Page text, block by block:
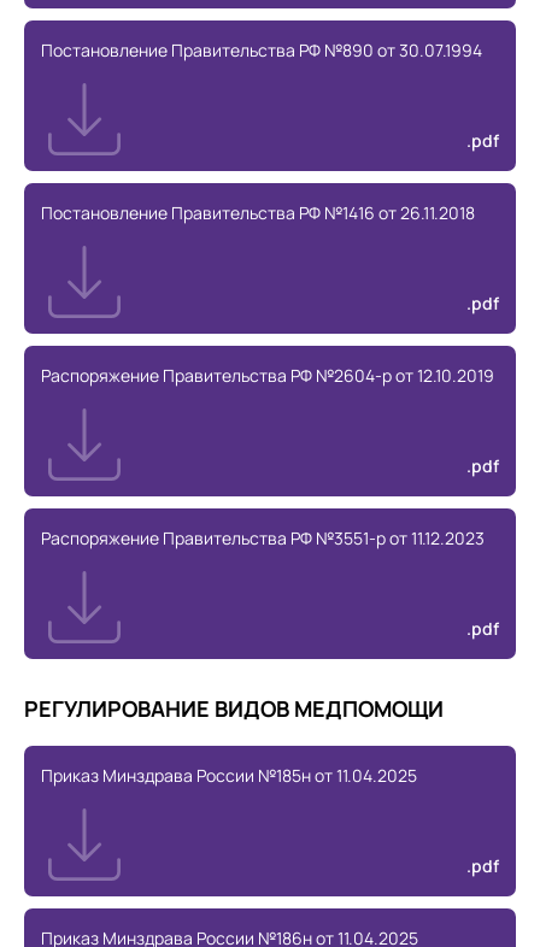
Постановление Правительства РФ №890 от 30.07.1994
.pdf
Постановление Правительства РФ №1416 от 26.11.2018
.pdf
Распоряжение Правительства РФ №2604-р от 12.10.2019
.pdf
Распоряжение Правительства РФ №3551-р от 11.12.2023
.pdf
РЕГУЛИРОВАНИЕ ВИДОВ МЕДПОМОЩИ
Приказ Минздрава России №185н от 11.04.2025
.pdf
Приказ Минздрава России №186н от 11.04.2025